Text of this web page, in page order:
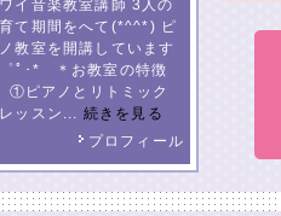
イ音楽教室講師 3人の
て期間をへて(*^^*) ピ
教室を開講しています
ﾟ･* ＊お教室の特徴
①ピアノとリトミック
ッスン... 続きを見る
プロフィール